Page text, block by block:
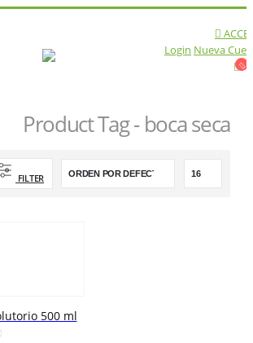
Login Nueva
Product Tag - boca seca
FILTER
500 ml